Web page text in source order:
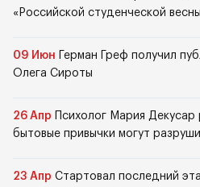
«Российской студенческой
09 Июн
Герман Греф получил
Олега Сироты
26 Апр
Психолог Мария
бытовые привычки могут
23 Апр Стартовал последний